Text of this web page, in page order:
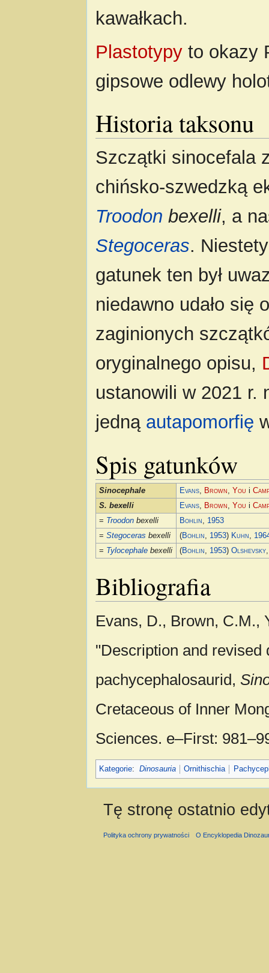
kawałkach.
Plastotypy to okazy
gipsowe odlewy
Historia taksonu
Szczątki sinocefala
chińsko-szwedzką
Troodon bexelli, a
Stegoceras.
gatunek ten był
niedawno udało się
zaginionych
oryginalnego opisu,
ustanowili w 2021 r.
jedną autapomorfię
Spis gatunków
Sinocephale Evans Brown ,You i
S. bexelli
Evans Brown ,You i
= Troodon bexelli Bohlin
1953
=Stegoceras bexelli (Bohlin 1953) Kuhn
= Tylocephale bexelli (Bohlin 1953)Olshevsky
Bibliografia
Evans, D., Brown, C.M.,
"Description and revised
pachycephalosaurid,
Cretaceous of Inner
Sciences. e–First:
Kategorie: Dinosauria Ornithischia
Tę stronę ostatnio
Polityka ochrony prywatności O Encyklopedia